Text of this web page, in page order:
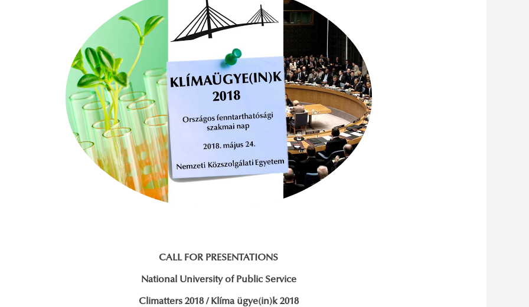
CALL FOR PRESENTATIONS
National University of Public Service
Climatters 2018 / Klíma ügye(in)k 2018